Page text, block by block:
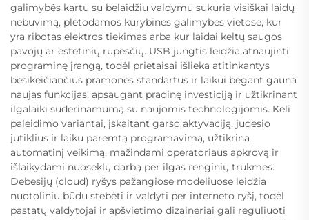
galimybės kartu su belaidžiu valdymu sukuria visiškai laidų
nebuvimą, plėtodamos kūrybines galimybes vietose, kur
yra ribotas elektros tiekimas arba kur laidai keltų saugos
pavojų ar estetinių rūpesčių. USB jungtis leidžia atnaujinti
programinę įrangą, todėl prietaisai išlieka atitinkantys
besikeičiančius pramonės standartus ir laikui bėgant gauna
naujas funkcijas, apsaugant pradinę investiciją ir užtikrinant
ilgalaikį suderinamumą su naujomis technologijomis. Keli
paleidimo variantai, įskaitant garso aktyvaciją, judesio
jutiklius ir laiku paremtą programavimą, užtikrina
automatinį veikimą, mažindami operatoriaus apkrovą ir
išlaikydami nuoseklų darbą per ilgas renginių trukmes.
Debesijų (cloud) ryšys pažangiose modeliuose leidžia
nuotoliniu būdu stebėti ir valdyti per interneto ryšį, todėl
pastatų valdytojai ir apšvietimo dizaineriai gali reguliuoti